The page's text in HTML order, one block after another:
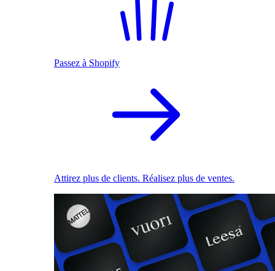
Passez à Shopify
Attirez plus de clients. Réalisez plus de ventes.